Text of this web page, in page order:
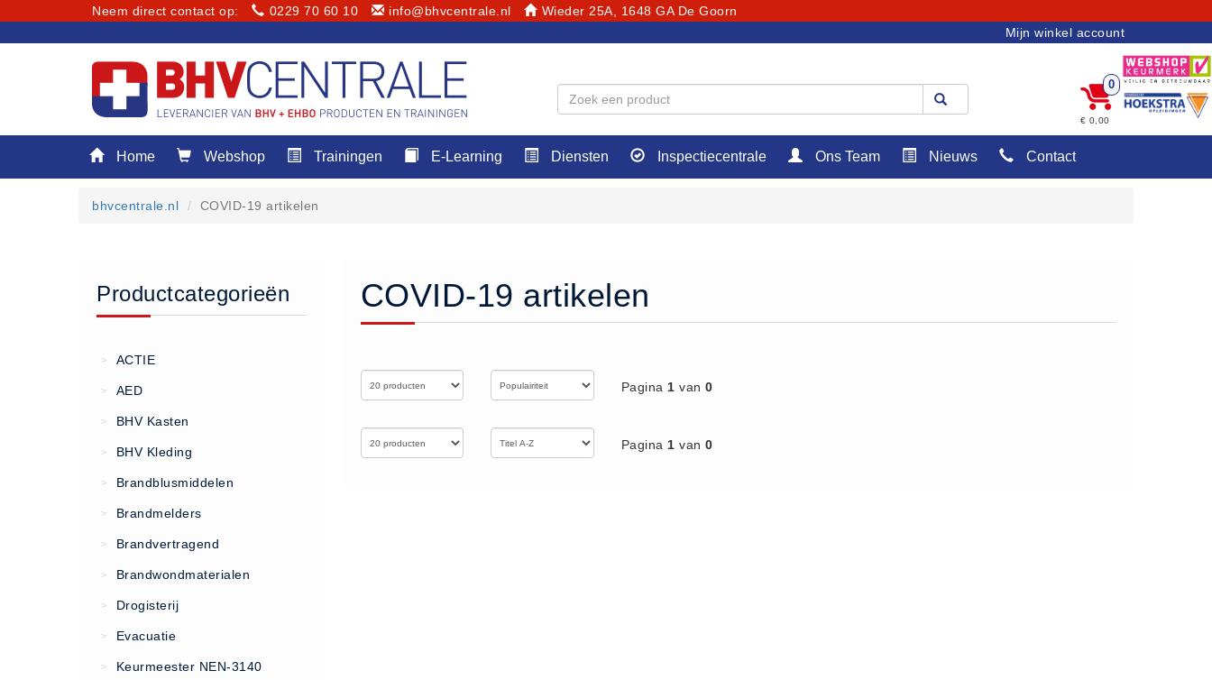
Neem direct contact op: 0229 70 60 10 info@bhvcentrale.nl Wieder 25A, 1648 GA De Goorn
Home
Keuringen
Bedrijfsnoodplannen
Inspectiecentrale
Ons Team
Nieuws
Contact
Mijn winkel account
0
€ 0,00
Home Webshop Trainingen E-Learning Diensten Inspectiecentrale Ons Team Nieuws Contact
bhvcentrale.nl COVID-19 artikelen
Productcategorieën
> ACTIE
> AED
> BHV Kasten
> BHV Kleding
> Brandblusmiddelen
> Brandmelders
> Brandvertragend
> Brandwondmaterialen
> Drogisterij
> Evacuatie
> Keurmeester NEN-3140
COVID-19 artikelen
Pagina 1 van0
Pagina 1 van0